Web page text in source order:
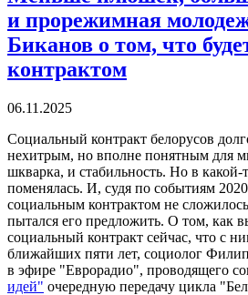
и прорежимная
Биканов о том, что
контрактом
06.11.2025
Социальный контракт белорусов
нехитрым, но вполне понятным для
шкварка, и стабильность. Но в
поменялась. И, судя по событиям
социальным контрактом не
пытался его предложить. О том, как
социальный контракт сейчас, что с
ближайших пяти лет, социолог
в эфире "Еврорадио", проводящего
идей" очередную передачу цикла